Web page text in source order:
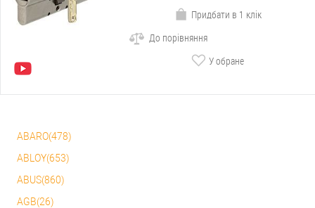
Придбати в 1 клік
До порівняння
У обране
ABARO(478)
ABLOY(653)
ABUS(860)
AGB(26)